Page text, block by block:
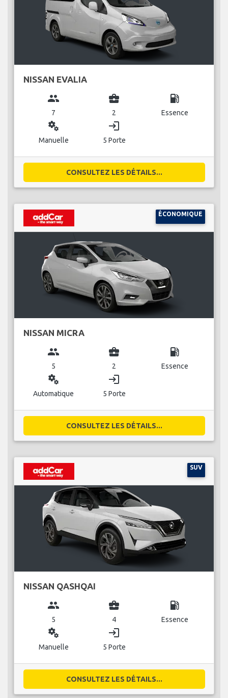
NISSAN EVALIA
group
7
business_center
2
local_gas_station
Essence
miscellaneous_services
Manuelle
login
5 Porte
CONSULTEZ LES DÉTAILS...
ÉCONOMIQUE
NISSAN MICRA
group
5
business_center
2
local_gas_station
Essence
miscellaneous_services
Automatique
login
5 Porte
CONSULTEZ LES DÉTAILS...
SUV
NISSAN QASHQAI
group
5
business_center
4
local_gas_station
Essence
miscellaneous_services
Manuelle
login
5 Porte
CONSULTEZ LES DÉTAILS...